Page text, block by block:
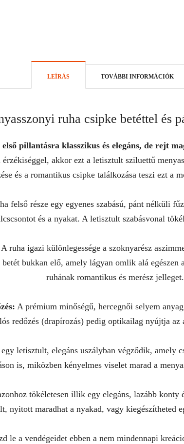
LEÍRÁS TOVÁBBI INFORMÁCIÓK
ruha csipke betéttel és
pillantásra klasszikus és elegáns, de rejt
akkor ezt a letisztult sziluettű
és a romantikus csipke találkozása teszi ezt a
felső része egy egyenes szabású, pánt nélküli
és a nyakat. A letisztult szabásvonal
A ruha igazi különlegessége a szoknyarész
bukkan elő, amely lágyan omlik alá egészen
ruhának romantikus és merész jelleget.
A prémium minőségű, hercegnői selyem
redőzés (drapírozás) pedig optikailag nyújtja
letisztult, elegáns uszályban végződik, amely
is, miközben kényelmes viselet marad a
tökéletesen illik egy elegáns, lazább
nyitott maradhat a nyakad, vagy kiegészítheted
le a vendégeidet ebben a nem mindennapi